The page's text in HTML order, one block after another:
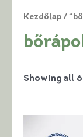
Kezdőlap /
Showing all